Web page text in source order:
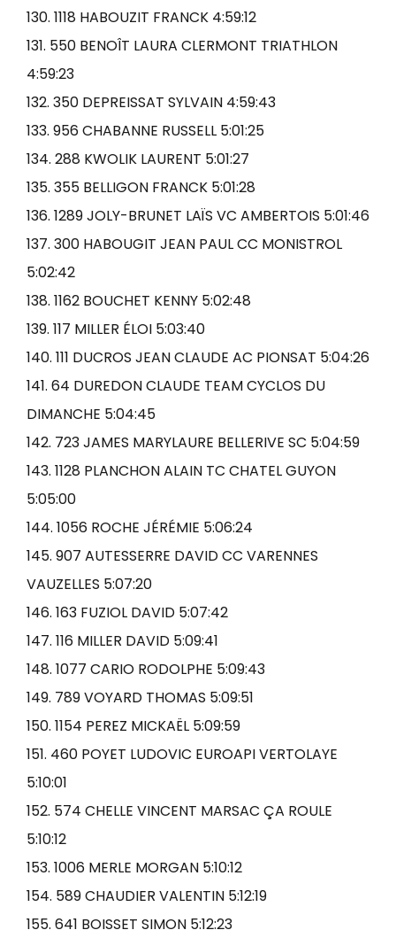
130. 1118 HABOUZIT FRANCK 4:59:12
131. 550 BENOÎT LAURA CLERMONT TRIATHLON
4:59:23
132. 350 DEPREISSAT SYLVAIN 4:59:43
133. 956 CHABANNE RUSSELL 5:01:25
134. 288 KWOLIK LAURENT 5:01:27
135. 355 BELLIGON FRANCK 5:01:28
136. 1289 JOLY-BRUNET LAÏS VC AMBERTOIS 5:01:46
137. 300 HABOUGIT JEAN PAUL CC MONISTROL
5:02:42
138. 1162 BOUCHET KENNY 5:02:48
139. 117 MILLER ÉLOI 5:03:40
140. 111 DUCROS JEAN CLAUDE AC PIONSAT 5:04:26
141. 64 DUREDON CLAUDE TEAM CYCLOS DU
DIMANCHE 5:04:45
142. 723 JAMES MARYLAURE BELLERIVE SC 5:04:59
143. 1128 PLANCHON ALAIN TC CHATEL GUYON
5:05:00
144. 1056 ROCHE JÉRÉMIE 5:06:24
145. 907 AUTESSERRE DAVID CC VARENNES
VAUZELLES 5:07:20
146. 163 FUZIOL DAVID 5:07:42
147. 116 MILLER DAVID 5:09:41
148. 1077 CARIO RODOLPHE 5:09:43
149. 789 VOYARD THOMAS 5:09:51
150. 1154 PEREZ MICKAËL 5:09:59
151. 460 POYET LUDOVIC EUROAPI VERTOLAYE
5:10:01
152. 574 CHELLE VINCENT MARSAC ÇA ROULE
5:10:12
153. 1006 MERLE MORGAN 5:10:12
154. 589 CHAUDIER VALENTIN 5:12:19
155. 641 BOISSET SIMON 5:12:23